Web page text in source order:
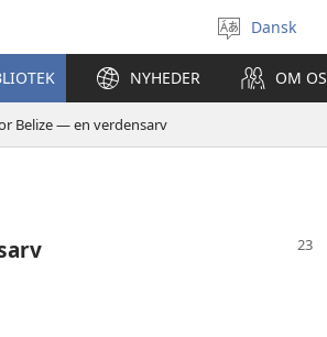
Vælg
sprog
Dansk
NYHEDER OM OS
Belize — en verdensarv